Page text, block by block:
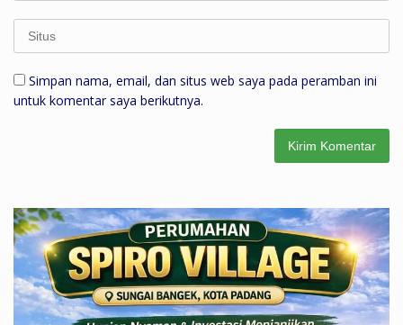
Simpan nama, email, dan situs web saya pada peramban ini
untuk komentar saya berikutnya.